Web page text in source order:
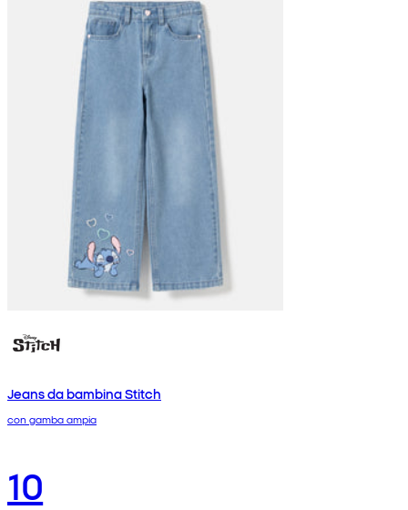
Jeans da bambina Stitch
con gamba ampia
10